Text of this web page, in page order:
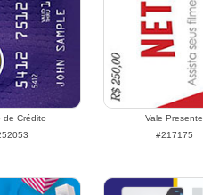
de Crédito
Vale Presente
#217175